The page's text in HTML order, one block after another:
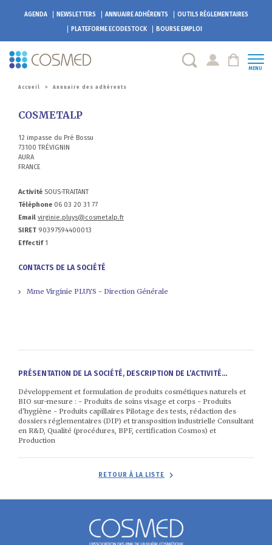
AGENDA NEWSLETTERS ANNUAIRE ADHÉRENTS
OUTILS RÉGLEMENTAIRES
PLATEFORMEECODESTOCK BOURSE EMPLOI
MENU
Accueil > Annuaire des adhérents
COSMETALP
12 impasse du Pré Bossu
73100 TRÉVIGNIN
AURA
FRANCE
Activité SOUS-TRAITANT
Téléphone 06 03 20 31 77
Email virginie.pluys@cosmetalp.fr
SIRET 90397594400013
Effectif1
CONTACTS DE LA SOCIÉTÉ
Mme Virginie PLUYS - Direction Générale
PRÉSENTATION DE LA SOCIÉTÉ, DESCRIPTION DE L’ACTIVITÉ...
Développement et formulation de produits cosmétiques naturels et
BIO sur-mesure : - Produits de soins visage et corps - Produits
d'hygiène - Produits capillaires Pilotage des tests, rédaction des
dossiers réglementaires (DIP) et transposition industrielle Consultant
en R&D, Qualité (procédures, BPF, certification Cosmos) et
Production
RETOUR À LA LISTE